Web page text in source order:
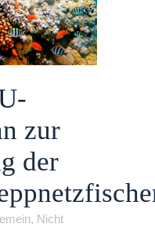
zur
der
, Nicht